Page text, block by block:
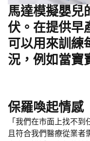
馬達模擬嬰兒
伏。在提供早
可以用來訓練
況，例如當寶
保羅喚起情感
「我們在市面上找不
且符合我們醫療從業者